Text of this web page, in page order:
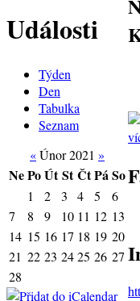
Události
Týden
Den
Tabulka
Seznam
«Únor 2021 »
NePoÚt St ČtPáSo
1 2 3 4 5
6
7
8 9 10 11 12 13
14 15 16 17 18 19 20
21 22 23 2425 26 27
28